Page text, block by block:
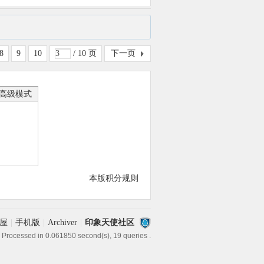
8 9 10 / 10 页 下一页
高级模式
本版积分规则
手机版 Archiver 印象天使社区
, Processed in 0.061850 second(s), 19 queries .